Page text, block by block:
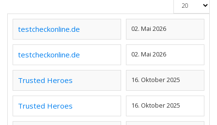
testcheckonline.de 02. Mai 2026
testcheckonline.de 02. Mai 2026
Trusted Heroes 16. Oktober 2025
Trusted Heroes 16. Oktober 2025